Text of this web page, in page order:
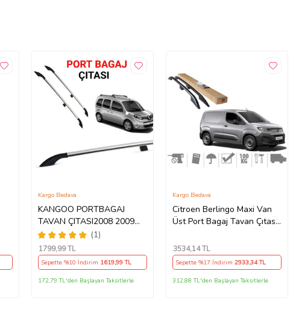
KANGOO PORTBAGAJ
TAVAN ÇITASI2008 2009
2010 2011 2012 2013 2014
2015 2016 2017 2018 2019
2020
(1)
Kargo Bedava
1799,99 TL
Sepette %10 İndirim 1619,99 TL
172,79 TL'den Başlayan Taksitlerle
Citroen Berlingo Maxi Van
Üst Port Bagaj Tavan Çıtası
Kargo Bedava
3534,14 TL
Sepette %17 İndirim2933,34 TL
312,88 TL'den Başlayan Taksitlerle